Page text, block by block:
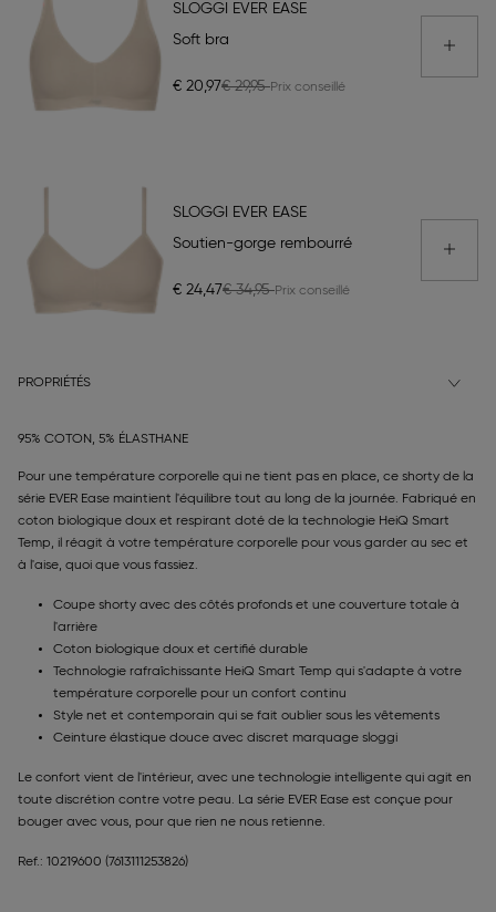
SLOGGI EVER EASE
Soft bra
€ 20,97€ 29,95
SLOGGI EVER EASE
Soutien-gorge rembourré
€ 24,47€ 34,95
PROPRIÉTÉS
95% COTON, 5% ÉLASTHANE
Pour une température corporelle qui ne tient pas en place, ce shorty de la
série EVER Ease maintient l'équilibre tout au long de la journée. Fabriqué en
coton biologique doux et respirant doté de la technologie HeiQ Smart
Temp, il réagit à votre température corporelle pour vous garder au sec et
à l'aise, quoi que vous fassiez.
Coupe shorty avec des côtés profonds et une couverture totale à
l'arrière
Coton biologique doux et certifié durable
Technologie rafraîchissante HeiQ Smart Temp qui s'adapte à votre
température corporelle pour un confort continu
Style net et contemporain qui se fait oublier sous les vêtements
Ceinture élastique douce avec discret marquage sloggi
Le confort vient de l'intérieur, avec une technologie intelligente qui agit en
toute discrétion contre votre peau. La série EVER Ease est conçue pour
bouger avec vous, pour que rien ne nous retienne.
Ref.: 10219600 (7613111253826)